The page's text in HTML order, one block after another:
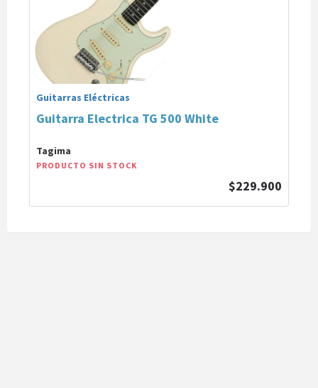
Guitarras Eléctricas
Guitarra Electrica TG 500 White
Tagima
PRODUCTO SIN STOCK
$229.900